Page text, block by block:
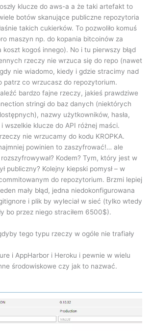
klucze do aws-a a że taki artefakt to
botów skanujące publiczne repozytoria
takich cukierków. To pozwoliło komuś
maszyn np. do kopania bitcoinów za
kogoś innego). No i tu pierwszy błąd
rzeczy nie wrzuca się do repo (nawet
nie wiadomo, kiedy i gdzie stracimy nad
patrz co wrzucasz do repozytorium.
bardzo fajne rzeczy, jakieś prawdziwe
stringi do baz danych (niektórych
nazwy użytkowników, hasła,
wszelkie klucze do API różnej maści.
nie wrzucamy do kodu KROPKA.
powinien to zaszyfrować!… ale
Kodem? Tym, który jest w
publiczny? Kolejny kiepski pomysł – w
do repozytorium. Brzmi lepiej
mały błąd, jedna niedokonfigurowana
i plik by wyleciał w sieć (tylko wtedy
bo przez niego straciłem 6500$).
tego typu rzeczy w ogóle nie trafiały
i AppHarbor i Heroku i pewnie w wielu
środowiskowe czy jak to nazwać.